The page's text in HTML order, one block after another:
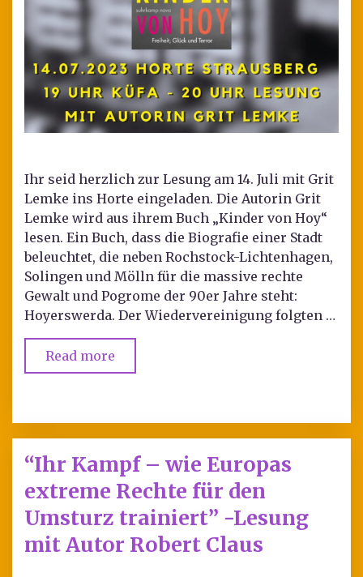
Ihr seid herzlich zur Lesung am 14. Juli mit Grit
Lemke ins Horte eingeladen. Die Autorin Grit
Lemke wird aus ihrem Buch „Kinder von Hoy“
lesen. Ein Buch, dass die Biografie einer Stadt
beleuchtet, die neben Rochstock-Lichtenhagen,
Solingen und Mölln für die massive rechte
Gewalt und Pogrome der 90er Jahre steht:
Hoyerswerda. Der Wiedervereinigung folgten …
Read more
“Ihr Kampf – wie Europas
extreme Rechte für den
Umsturz trainiert” -Lesung
mit Autor Robert Claus